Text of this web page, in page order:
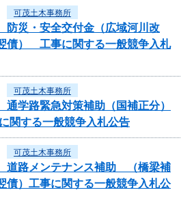
可茂土木事務所
防災・安全交付金（広域河川改
債） 工事に関する一般競争入札
可茂土木事務所
学路緊急対策補助（国補正分）
関する一般競争入札公告
可茂土木事務所
道路メンテナンス補助 （橋梁補
債）工事に関する一般競争入札公